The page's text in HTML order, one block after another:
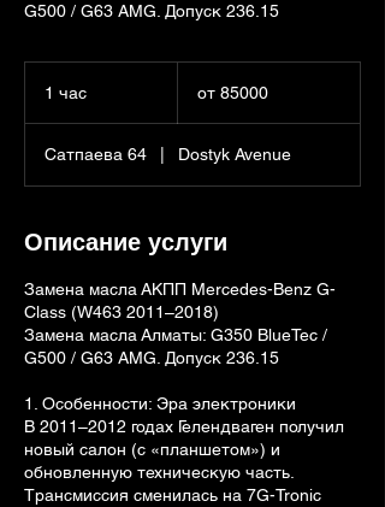
G500 / G63 AMG. Допуск 236.15
1 час от 85000
Сатпаева 64 Dostyk Avenue
Описание услуги
Замена масла АКПП Mercedes-Benz G-
Class (W463 2011–2018)
Замена масла Алматы: G350 BlueTec /
G500 / G63 AMG. Допуск 236.15
1. Особенности: Эра электроники
В 2011–2012 годах Гелендваген получил
новый салон (с «планшетом») и
обновленную техническую часть.
Трансмиссия сменилась на 7G-Tronic